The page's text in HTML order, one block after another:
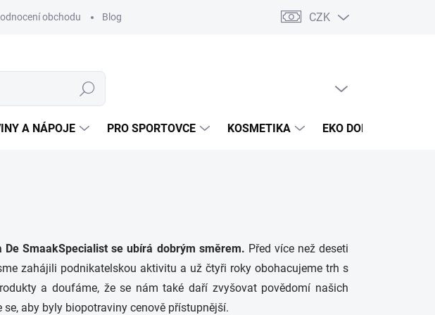
obchodu Blog Jak nakupovat Obchodní podmínky
CZK
Hledat
A NÁPOJE PRO SPORTOVCE KOSMETIKA EKO DOMÁCNOST
De SmaakSpecialist se ubírá dobrým směrem. Před více než deseti
zahájili podnikatelskou aktivitu a už čtyři roky obohacujeme trh s
a doufáme, že se nám také daří zvyšovat povědomí našich
aby byly biopotraviny cenově přístupnější.